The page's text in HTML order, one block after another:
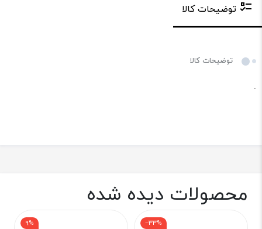
توضیحات کالا
توضیحات کالا
-
محصولات دیده شده
‎−33%
9%